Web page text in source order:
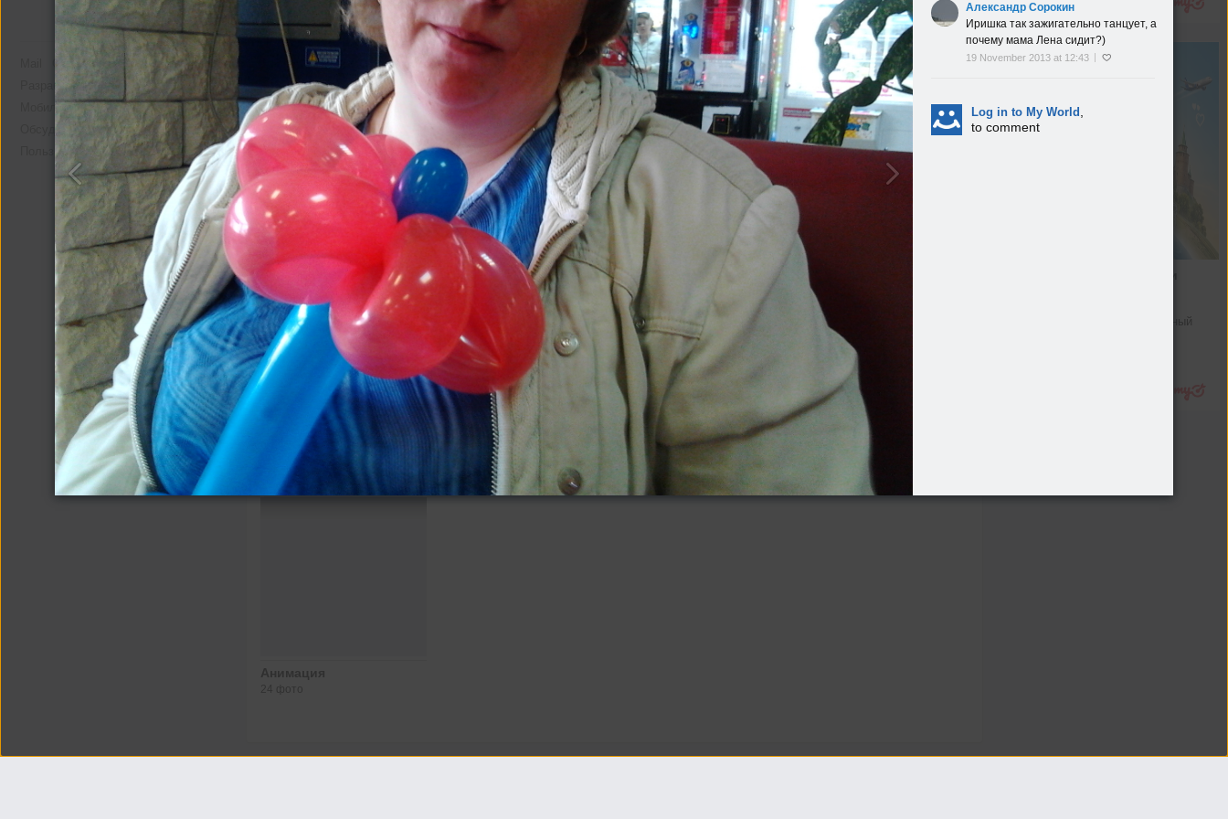
О компании
Реклама
Разработчикам
Мобильная версия
Помощь
Обсудить проект
Пользовательское соглашение
Другие альбомы
Анимация
24 фото
поможем составить интересный
Александр Сорокин
Иришка так зажигательно танцует, а
почему мама Лена сидит?)
19 November 2013 at 12:43
Log in to My World ,
to comment